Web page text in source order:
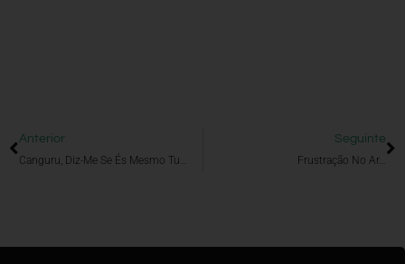
Anterior
Canguru, Diz-Me Se És Mesmo Tu…
Seguinte
Frustração No Ar…